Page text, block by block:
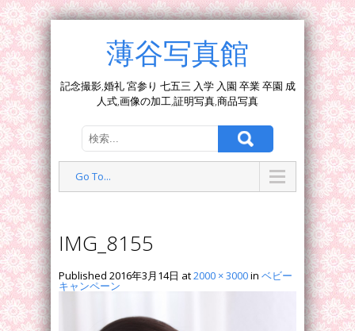
薄谷写真館
記念撮影,婚礼 宮参り 七五三 入学 入園 卒業 卒園 成
人式,画像の加工,証明写真,商品写真
Go To...
IMG_8155
Published 2016年3月14日 at2000 × 3000in ベビー
キャンペーン